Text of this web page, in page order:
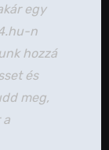
egy
n
hozzá
és
meg,
a